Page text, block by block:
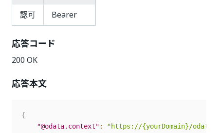
認可
Bearer
応答コード
200 OK
応答本文
{
"@odata.context" :
"https://{yourDomain}/odata/